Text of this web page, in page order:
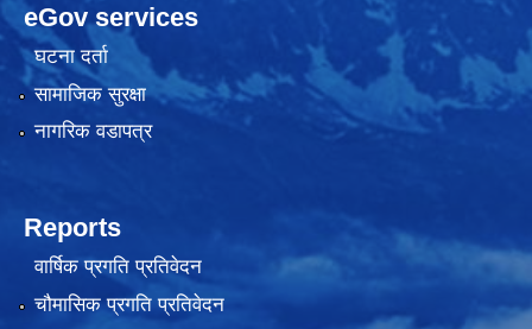
eGov services
घटना दर्ता
सामाजिक सुरक्षा
नागरिक वडापत्र
Reports
वार्षिक प्रगति प्रतिवेदन
चौमासिक प्रगति प्रतिवेदन